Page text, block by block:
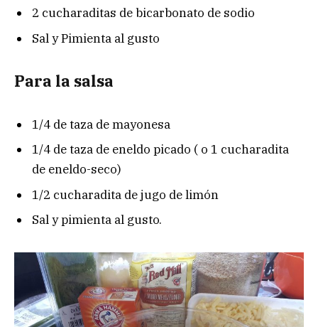
2 cucharaditas de bicarbonato de sodio
Sal y Pimienta al gusto
Para la salsa
1/4 de taza de mayonesa
1/4 de taza de eneldo picado ( o 1 cucharadita
de eneldo-seco)
1/2 cucharadita de jugo de limón
Sal y pimienta al gusto.